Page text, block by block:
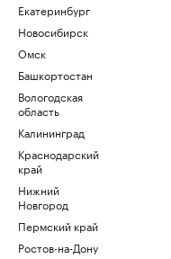
Екатеринбург
Новосибирск
Омск
Башкортостан
Вологодская
область
Калининград
Краснодарский
край
Нижний
Новгород
Пермский край
Ростов-на-Дону